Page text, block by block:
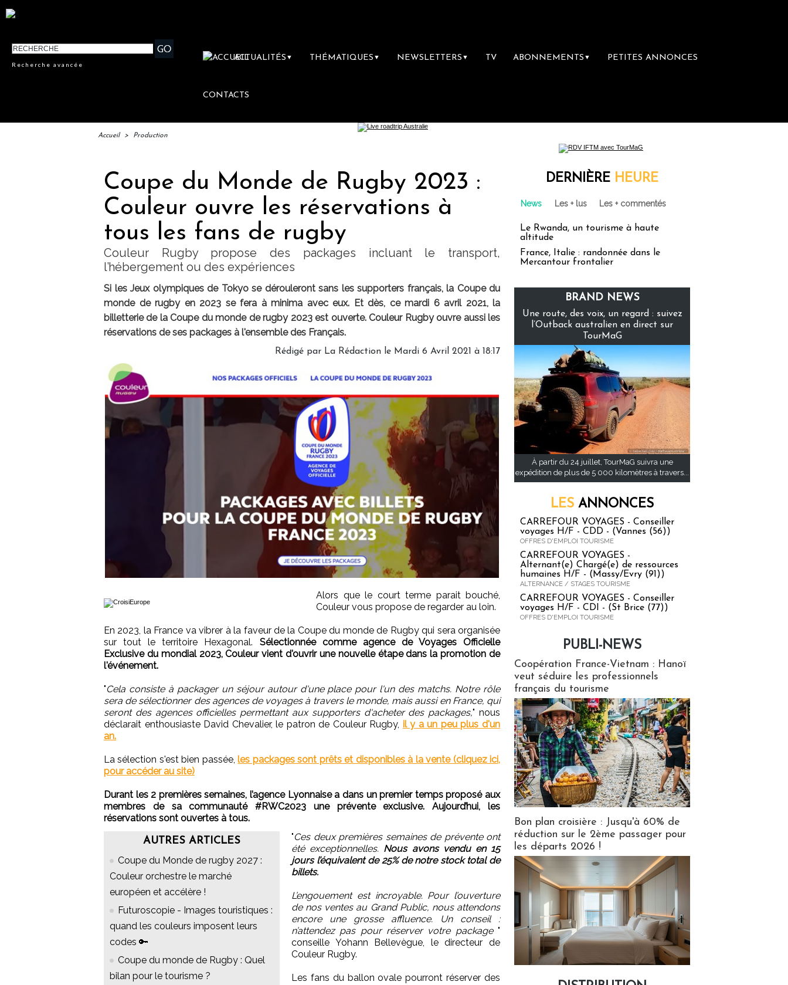
Recherche avancée
ACTUALITÉS ▼ THÉMATIQUES ▼ NEWSLETTERS ▼ TV ABONNEMENTS ▼ PETITES ANNONCES
CONTACTS
Accueil > Production
Coupe du Monde de Rugby 2023 :
Couleur ouvre les réservations à
tous les fans de rugby
Couleur Rugby propose des packages incluant le transport,
l’hébergement ou des expériences
Si les Jeux olympiques de Tokyo se dérouleront sans les supporters français, la Coupe du
monde de rugby en 2023 se fera à minima avec eux. Et dès, ce mardi 6 avril 2021, la
billetterie de la Coupe du monde de rugby 2023 est ouverte. Couleur Rugby ouvre aussi les
réservations de ses packages à l'ensemble des Français.
Rédigé par La Rédaction le Mardi 6 Avril 2021 à 18:17
Alors que le court terme parait bouché,
Couleur vous propose de regarder au loin.
En 2023, la France va vibrer à la faveur de la Coupe du monde de Rugby qui sera organisée
sur tout le territoire Hexagonal. Sélectionnée comme agence de Voyages Officielle
Exclusive du mondial 2023, Couleur vient d'ouvrir une nouvelle étape dans la promotion de
l'événement.
"Cela consiste à packager un séjour autour d'une place pour l'un des matchs. Notre rôle
sera de sélectionner des agences de voyages à travers le monde, mais aussi en France, qui
seront des agences officielles permettant aux supporters d'acheter des packages," nous
déclarait enthousiaste David Chevalier, le patron de Couleur Rugby, il y a un peu plus d'un
an.
La sélection s'est bien passée, les packages sont prêts et disponibles à la vente (cliquez ici,
pour accéder au site)
Durant les 2 premières semaines, l’agence Lyonnaise a dans un premier temps proposé aux
membres de sa communauté #RWC2023 une prévente exclusive. Aujourd’hui, les
réservations sont ouvertes à tous.
AUTRES ARTICLES
Coupe du Monde de rugby 2027 :
Couleur orchestre le marché
européen et accélère !
Futuroscopie - Images touristiques :
quand les couleurs imposent leurs
codes 🔑
Coupe du monde de Rugby : Quel
bilan pour le tourisme ?
"Ces deux premières semaines de prévente ont
été exceptionnelles. Nous avons vendu en 15
jours l’équivalent de 25% de notre stock total de
billets.
L’engouement est incroyable. Pour l’ouverture
de nos ventes au Grand Public, nous attendons
encore une grosse affluence. Un conseil :
n’attendez pas pour réserver votre package "
conseille Yohann Bellevègue, le directeur de
Couleur Rugby.
Les fans du ballon ovale pourront réserver des
DERNIÈRE HEURE
News Les + lus Les + commentés
Le Rwanda, un tourisme à haute
altitude
France, Italie : randonnée dans le
Mercantour frontalier
BRAND NEWS
Une route, des voix, un regard : suivez
l’Outback australien en direct sur
TourMaG
À partir du 24 juillet, TourMaG suivra une
expédition de plus de 5 000 kilomètres à travers...
LES ANNONCES
CARREFOUR VOYAGES - Conseiller
voyages H/F - CDD - (Vannes (56))
OFFRES D'EMPLOI TOURISME
CARREFOUR VOYAGES -
Alternant(e) Chargé(e) de ressources
humaines H/F - (Massy/Evry (91))
ALTERNANCE / STAGES TOURISME
CARREFOUR VOYAGES - Conseiller
voyages H/F - CDI - (St Brice (77))
OFFRES D'EMPLOI TOURISME
PUBLI-NEWS
Coopération France-Vietnam : Hanoï
veut séduire les professionnels
français du tourisme
Bon plan croisière : Jusqu'à 60% de
réduction sur le 2ème passager pour
les départs 2026 !